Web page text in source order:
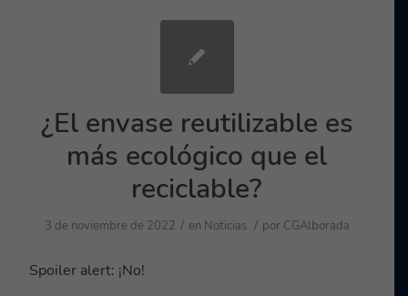
¿El envase reutilizable es
más ecológico que el
reciclable?
3 de noviembre de 2022 / en Noticias / por CGAlborada
Spoiler alert: ¡No!